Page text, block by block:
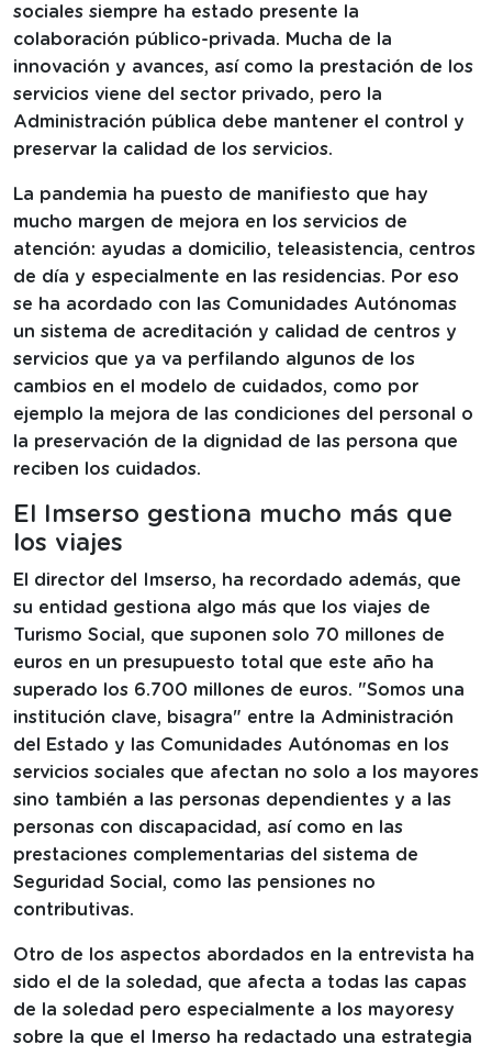
sociales siempre ha estado presente la
colaboración público-privada. Mucha de la
innovación y avances, así como la prestación de los
servicios viene del sector privado, pero la
Administración pública debe mantener el control y
preservar la calidad de los servicios.
La pandemia ha puesto de manifiesto que hay
mucho margen de mejora en los servicios de
atención: ayudas a domicilio, teleasistencia, centros
de día y especialmente en las residencias. Por eso
se ha acordado con las Comunidades Autónomas
un sistema de acreditación y calidad de centros y
servicios que ya va perfilando algunos de los
cambios en el modelo de cuidados, como por
ejemplo la mejora de las condiciones del personal o
la preservación de la dignidad de las persona que
reciben los cuidados.
El Imserso gestiona mucho más que
los viajes
El director del Imserso, ha recordado además, que
su entidad gestiona algo más que los viajes de
Turismo Social, que suponen solo 70 millones de
euros en un presupuesto total que este año ha
superado los 6.700 millones de euros. "Somos una
institución clave, bisagra" entre la Administración
del Estado y las Comunidades Autónomas en los
servicios sociales que afectan no solo a los mayores
sino también a las personas dependientes y a las
personas con discapacidad, así como en las
prestaciones complementarias del sistema de
Seguridad Social, como las pensiones no
contributivas.
Otro de los aspectos abordados en la entrevista ha
sido el de la soledad, que afecta a todas las capas
de la soledad pero especialmente a los mayoresy
sobre la que el Imerso ha redactado una estrategia